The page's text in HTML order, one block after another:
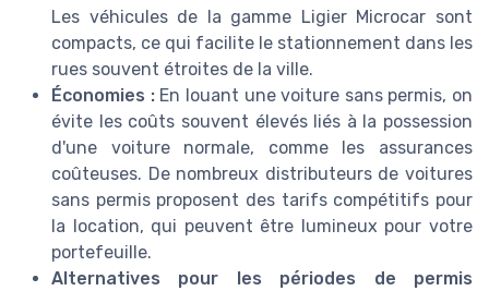
Les véhicules de la gamme Ligier Microcar sont
compacts, ce qui facilite le stationnement dans les
rues souvent étroites de la ville.
Économies :En louant une voiture sans permis, on
évite les coûts souvent élevés liés à la possession
d'une voiture normale, comme les assurances
coûteuses. De nombreux distributeurs de voitures
sans permis proposent des tarifs compétitifs pour
la location, qui peuvent être lumineux pour votre
portefeuille.
Alternatives pour les périodes de permis